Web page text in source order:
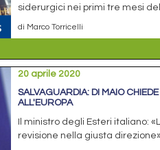
siderurgici nei primi tre mesi
di Marco Torricelli
20 aprile 2020
SALVAGUARDIA: DI MAIO
ALL'EUROPA
Il ministro degli Esteri italiano:
revisione nella giusta direzione»